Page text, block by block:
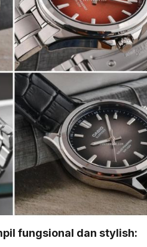
fungsional dan stylish: